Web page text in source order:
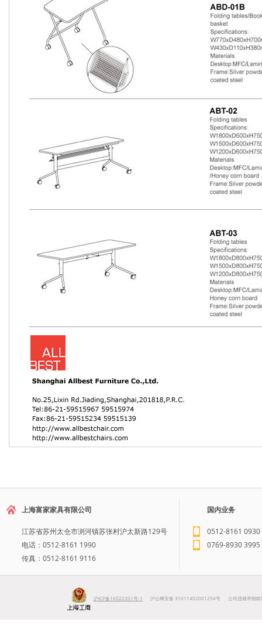
上海富家家具有限公司
江苏省苏州太仓市浏河镇苏张村沪太新路129号
电话：0512-8161 1990
传真：0512-8161 9116
国内业务
0512-8161 0930
0769-8930 3995
沪ICP备16022351号-1 沪公网安备 31011402001294号 公司违规举报邮